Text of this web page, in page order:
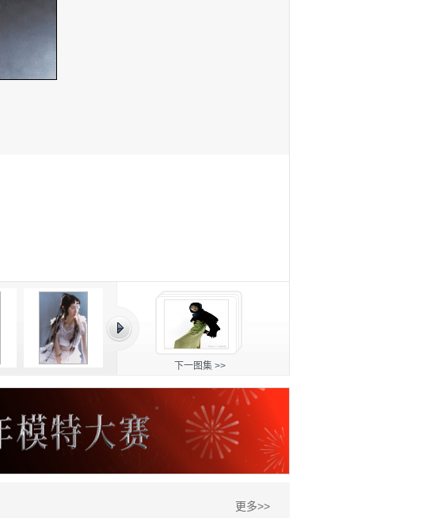
下一图集 >>
更多>>